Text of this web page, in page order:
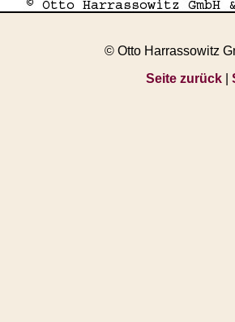
© Otto Harrassowitz
Seite zurück|